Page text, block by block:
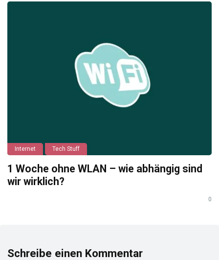
Internet Tech Stuff
1 Woche ohne WLAN – wie abhängig sind
wir wirklich?
0
Schreibe einen Kommentar